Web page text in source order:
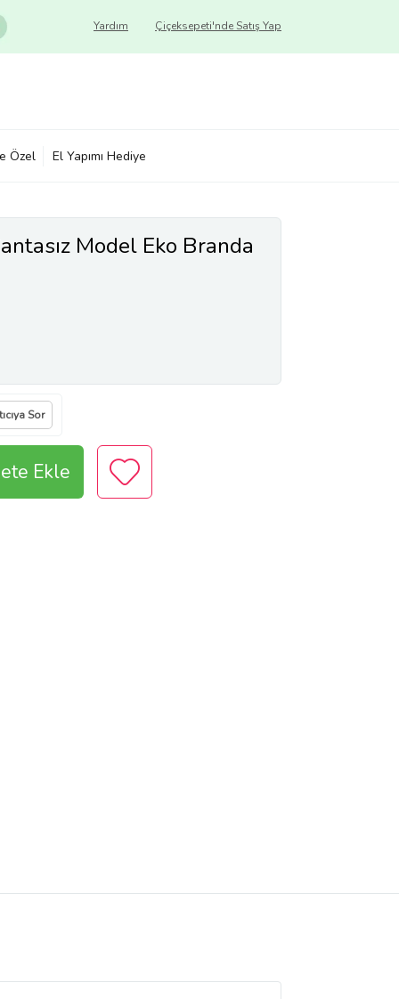
Çiçeksepeti'nde Satış Yap
Yardım
Özel El Yapımı Hediye
Model Eko Branda
Sor
Ekle